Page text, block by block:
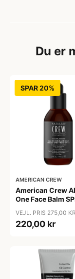
Du er
SPAR 20%
AMERICAN CREW
American Crew
One Face Balm
VEJL. PRIS 275,00 KR
220,00 kr